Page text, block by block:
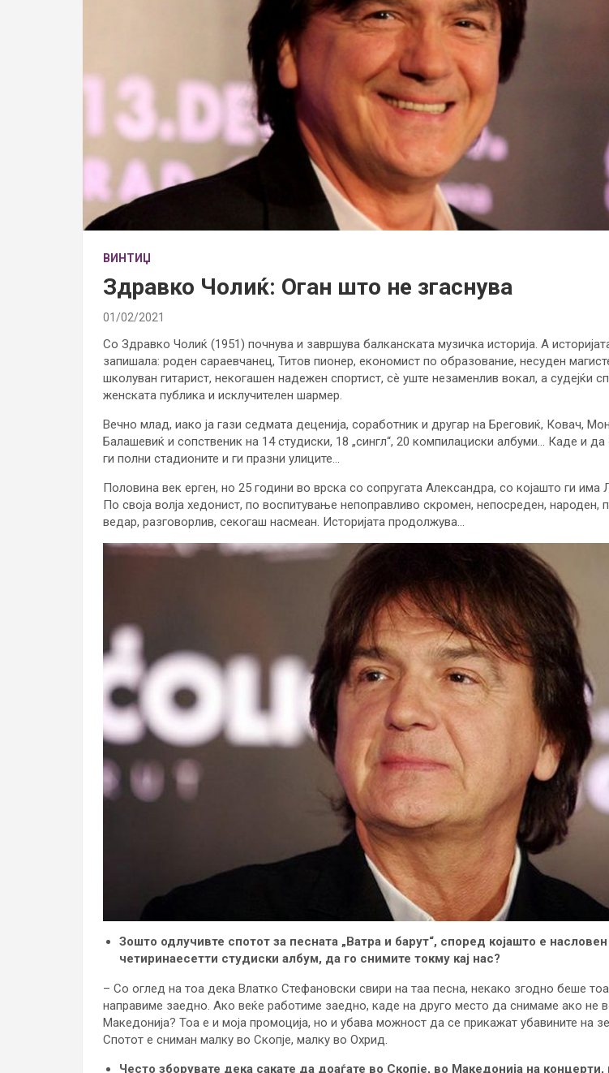
ВИНТИЏ
Здравко Чолиќ: Оган што не згаснува
01/02/2021
Со Здравко Чолиќ (1951) почнува и завршува балканската музичка историја. А
запишала: роден сараевчанец, Титов пионер, економист по образование, несуден
школуван гитарист, некогашен надежен спортист, сè уште незаменлив вокал, а судејќи
женската публика и исклучителен шармер.
Вечно млад, иако ја гази седмата деценија, соработник и другар на Бреговиќ, Ковач,
Балашевиќ и сопственик на 14 студиски, 18 „сингл“, 20 компилациски албуми… Каде и да
ги полни стадионите и ги празни улиците…
Половина век ерген, но 25 години во врска со сопругата Александра, со којашто ги има
По своја волја хедонист, по воспитување непоправливо скромен, непосреден, народен,
ведар, разговорлив, секогаш насмеан. Историјата продолжува…
Зошто одлучивте спотот за песната „Ватра и барут“, според којашто е
четиринаесетти студиски албум, да го снимите токму кај нас?
– Со оглед на тоа дека Влатко Стефановски свири на таа песна, некако згодно беше
направиме заедно. Ако веќе работиме заедно, каде на друго место да снимаме ако не
Македонија? Тоа е и моја промоција, но и убава можност да се прикажат убавините на
Спотот е сниман малку во Скопје, малку во Охрид.
Често зборувате дека сакате да доаѓате во Скопје, во Македонија на концерти,